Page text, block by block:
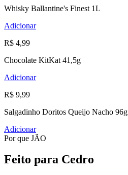
Whisky Ballantine's Finest 1L
Adicionar
R$ 4,99
Chocolate KitKat 41,5g
Adicionar
R$ 9,99
Salgadinho Doritos Queijo Nacho 96g
Adicionar
Por que JÃO
Feito para Cedro